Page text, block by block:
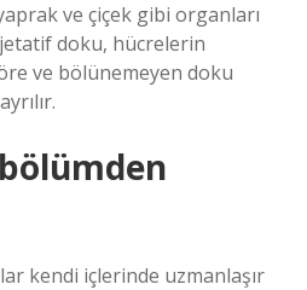
ve çiçek gibi organları
doku, hücrelerin
ve bölünemeyen doku
kendi içlerinde uzmanlaşır